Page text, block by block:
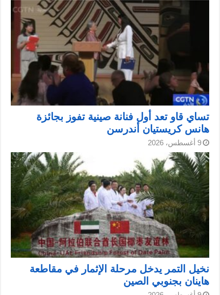
تساي قاو تعد أول فنانة صينية تفوز بجائزة
هانس كريستيان أندرسن
9 أغسطس، 2026
نخيل التمر يدخل مرحلة الإثمار في مقاطعة
هاينان بجنوبي الصين